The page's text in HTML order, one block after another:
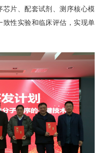
片、配套试剂、测序核心模
性实验和临床评估，实现单